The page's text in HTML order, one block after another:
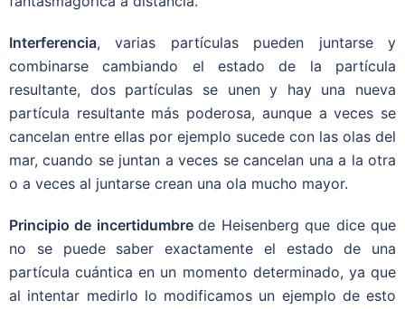
Interferencia, varias partículas pueden juntarse y
combinarse cambiando el estado de la partícula
resultante, dos partículas se unen y hay una nueva
partícula resultante más poderosa, aunque a veces se
cancelan entre ellas por ejemplo sucede con las olas del
mar, cuando se juntan a veces se cancelan una a la otra
o a veces al juntarse crean una ola mucho mayor.
Principio de incertidumbrede Heisenberg que dice que
no se puede saber exactamente el estado de una
partícula cuántica en un momento determinado, ya que
al intentar medirlo lo modificamos un ejemplo de esto